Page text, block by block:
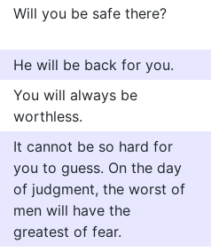
Will you be safe there?
He will be back for you.
You will always be
worthless.
It cannot be so hard for
you to guess. On the day
of judgment, the worst of
men will have the
greatest of fear.